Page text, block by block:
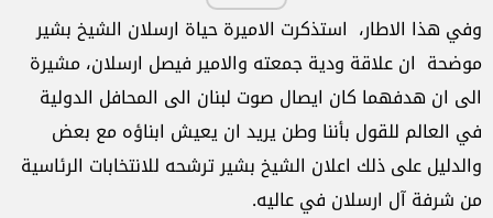
وفي هذا الاطار، استذكرت الاميرة حياة ارسلان الشيخ بشير
موضحة ان علاقة ودية جمعته والامير فيصل ارسلان، مشيرة
الى ان هدفهما كان ايصال صوت لبنان الى المحافل الدولية
في العالم للقول بأننا وطن يريد ان يعيش ابناؤه مع بعض
والدليل على ذلك اعلان الشيخ بشير ترشحه للانتخابات الرئاسية
من شرفة آل ارسلان في عاليه.